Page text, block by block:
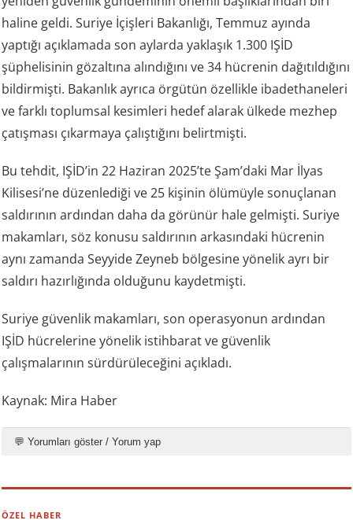
haline geldi. Suriye İçişleri Bakanlığı, Temmuz ayında
yaptığı açıklamada son aylarda yaklaşık 1.300 IŞİD
şüphelisinin gözaltına alındığını ve 34 hücrenin dağıtıldığını
bildirmişti. Bakanlık ayrıca örgütün özellikle ibadethaneleri
ve farklı toplumsal kesimleri hedef alarak ülkede mezhep
çatışması çıkarmaya çalıştığını belirtmişti.
Bu tehdit, IŞİD’in 22 Haziran 2025’te Şam’daki Mar İlyas
Kilisesi’ne düzenlediği ve 25 kişinin ölümüyle sonuçlanan
saldırının ardından daha da görünür hale gelmişti. Suriye
makamları, söz konusu saldırının arkasındaki hücrenin
aynı zamanda Seyyide Zeyneb bölgesine yönelik ayrı bir
saldırı hazırlığında olduğunu kaydetmişti.
Suriye güvenlik makamları, son operasyonun ardından
IŞİD hücrelerine yönelik istihbarat ve güvenlik
çalışmalarının sürdürüleceğini açıkladı.
Kaynak: Mira Haber
💬 Yorumları göster / Yorum yap
ÖZEL HABER